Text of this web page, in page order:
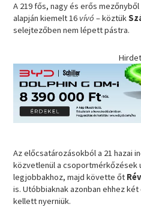
A 219 fős, nagy és erős
alapján kiemelt 16 vívó – köztük
selejtezőben nem lépett pástra.
Az előcsatározásokból a 21 hazai
közvetlenül a csoportmérkőzések
legjobbakhoz, majd követte őt
is. Utóbbiaknak azonban ehhez
kellett nyerniük.